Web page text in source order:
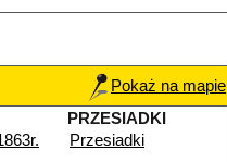
Pokaż na mapie
PRZESIADKI
Przesiadki